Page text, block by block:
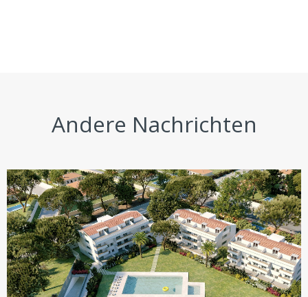
Andere Nachrichten